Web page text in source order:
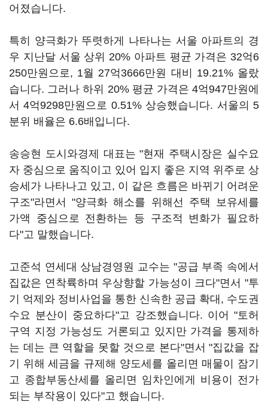
어졌습니다.
특히 양극화가 뚜렷하게 나타나는 서울 아파트의 경
우 지난달 서울 상위 20% 아파트 평균 가격은 32억6
250만원으로, 1월 27억3666만원 대비 19.21% 올랐
습니다. 그러나 하위 20% 평균 가격은 4억947만원에
서 4억9298만원으로 0.51% 상승했습니다. 서울의 5
분위 배율은 6.6배입니다.
송승현 도시와경제 대표는 "현재 주택시장은 실수요
자 중심으로 움직이고 있어 입지 좋은 지역 위주로 상
승세가 나타나고 있고, 이 같은 흐름은 바뀌기 어려운
구조"라면서 "양극화 해소를 위해선 주택 보유세를
가액 중심으로 전환하는 등 구조적 변화가 필요하
다"고 말했습니다.
고준석 연세대 상남경영원 교수는 "공급 부족 속에서
집값은 연착륙하며 우상향할 가능성이 크다"면서 "투
기 억제와 정비사업을 통한 신속한 공급 확대, 수도권
수요 분산이 중요하다"고 강조했습니다. 이어 "토허
구역 지정 가능성도 거론되고 있지만 가격을 통제하
는 데는 큰 역할을 못할 것으로 본다"면서 "집값을 잡
기 위해 세금을 규제해 양도세를 올리면 매물이 잠기
고 종합부동산세를 올리면 임차인에게 비용이 전가
되는 부작용이 있다"고 했습니다.